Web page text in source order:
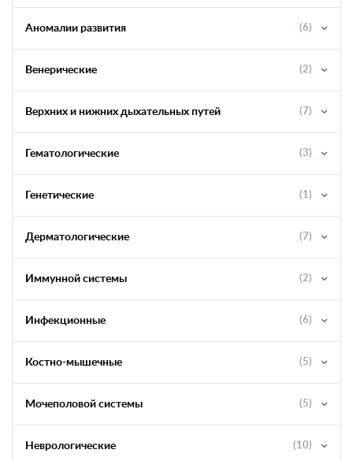
Аномалии развития (6)
Венерические (2)
Верхних и нижних дыхательных путей (7)
Гематологические (3)
Генетические (1)
Дерматологические (7)
Иммунной системы (2)
Инфекционные (6)
Костно-мышечные (5)
Мочеполовой системы (5)
Неврологические (10)